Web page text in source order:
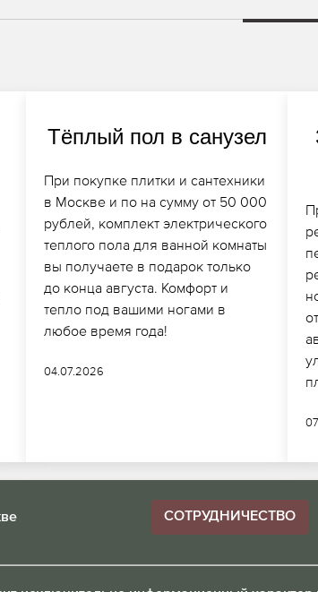
Тёплый пол в санузел
При покупке плитки и сантехники
в Москве и по на сумму от 50 000
рублей, комплект электрического
теплого пола для ванной комнаты
вы получаете в подарок только
до конца августа. Комфорт и
тепло под вашими ногами в
любое время года!
04.07.2026
СОТРУДНИЧЕСТВО